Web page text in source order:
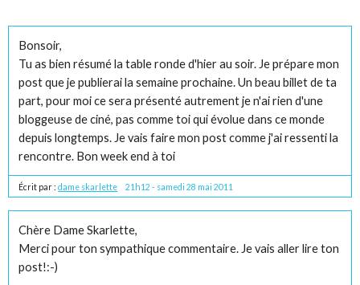
Bonsoir,
Tu as bien résumé la table ronde d'hier au soir. Je prépare mon
post que je publierai la semaine prochaine. Un beau billet de ta
part, pour moi ce sera présenté autrement je n'ai rien d'une
bloggeuse de ciné, pas comme toi qui évolue dans ce monde
depuis longtemps. Je vais faire mon post comme j'ai ressenti la
rencontre. Bon week end à toi
Écrit par :dame skarlette 21h12 - samedi 28 mai 2011
Chère Dame Skarlette,
Merci pour ton sympathique commentaire. Je vais aller lire ton
post!:-)